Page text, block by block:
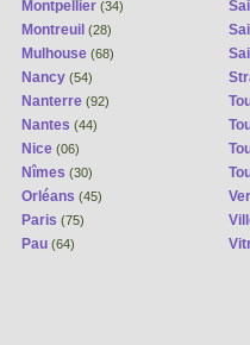
Montpellier (34)
Montreuil (28)
Mulhouse (68)
Nancy (54)
Nanterre (92)
Nantes (44)
Nice (06)
Nîmes (30)
Orléans (45)
Paris (75)
Pau (64)